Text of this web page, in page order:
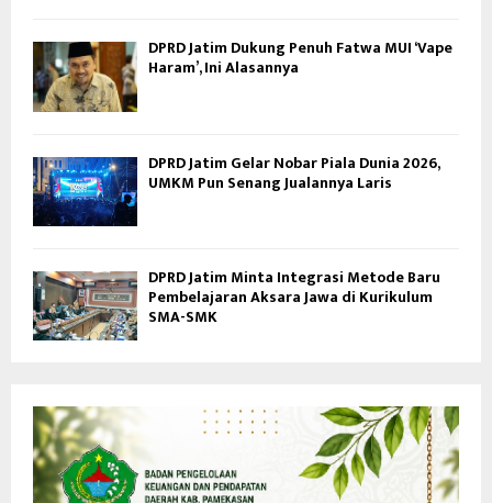
DPRD Jatim Dukung Penuh Fatwa MUI ‘Vape
Haram’, Ini Alasannya
DPRD Jatim Gelar Nobar Piala Dunia 2026,
UMKM Pun Senang Jualannya Laris
DPRD Jatim Minta Integrasi Metode Baru
Pembelajaran Aksara Jawa di Kurikulum
SMA-SMK